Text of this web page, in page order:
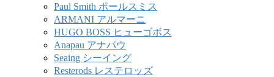
Paul Smith ポールスミス
ARMANI アルマーニ
HUGO BOSS ヒューゴボス
Anapau アナパウ
Seaing シーイング
Resterods レステロッズ